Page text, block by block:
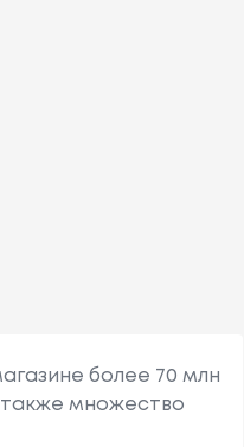
более 70 млн
также множество